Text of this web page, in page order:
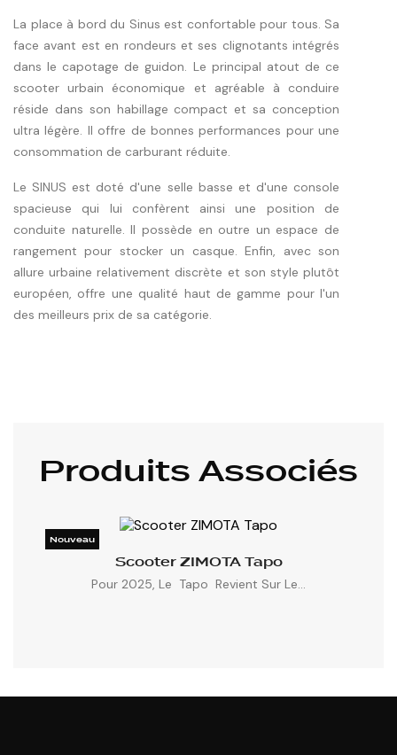
La place à bord du Sinus est confortable pour tous. Sa
face avant est en rondeurs et ses clignotants intégrés
dans le capotage de guidon. Le principal atout de ce
scooter urbain économique et agréable à conduire
réside dans son habillage compact et sa conception
ultra légère. Il offre de bonnes performances pour une
consommation de carburant réduite.
Le SINUS est doté d'une selle basse et d'une console
spacieuse qui lui confèrent ainsi une position de
conduite naturelle. Il possède en outre un espace de
rangement pour stocker un casque. Enfin, avec son
allure urbaine relativement discrète et son style plutôt
européen, offre une qualité haut de gamme pour l'un
des meilleurs prix de sa catégorie.
Produits Associés
Nouveau
Scooter ZIMOTA Tapo
Pour 2025, Le Tapo Revient Sur Le...